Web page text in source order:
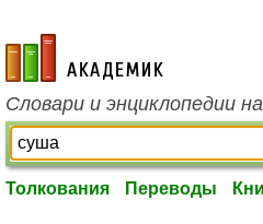
academic.ru
Словари и энциклопедии
Толкования Переводы